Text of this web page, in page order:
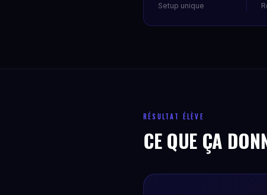
Setup unique
RÉSULTAT ÉLÈVE
CE QUE ÇA